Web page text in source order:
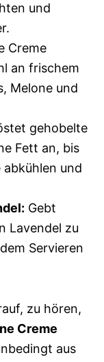
und
Creme
an frischem
Melone und
gehobelte
Fett an, bis
abkühlen und
Gebt
Lavendel zu
Servieren
zu hören,
Creme
aus